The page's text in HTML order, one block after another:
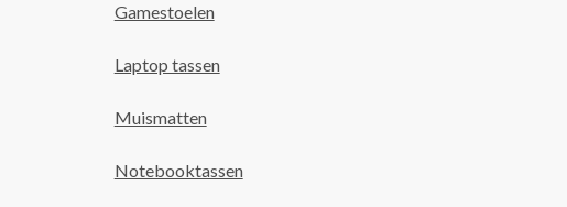
Gamestoelen
Laptop tassen
Muismatten
Notebooktassen